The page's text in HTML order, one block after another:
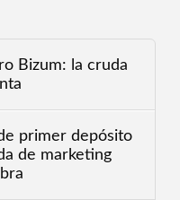
Bizum: la cruda
primer depósito
de marketing